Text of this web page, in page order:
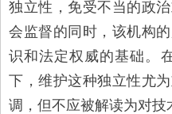
独立性，免受不当的政
会监督的同时，该机构
识和法定权威的基础。
下，维护这种独立性尤
调，但不应被解读为对技